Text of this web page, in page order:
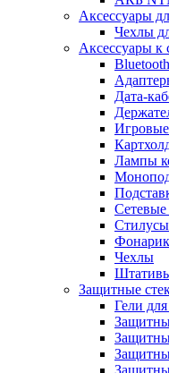
Аксессуары
Чехлы
Аксессуары к
Дата-
Лампы
Сетевые
Стилусы
Чехлы
Защитные
Гели